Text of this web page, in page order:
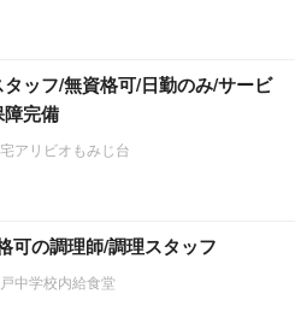
タッフ/無資格可/日勤のみ/サービ
完備
アリビオもみじ台
可の調理師/調理スタッフ
中学校内給食堂